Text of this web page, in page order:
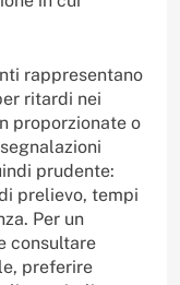
rappresentano
ritardi nei
proporzionate o
prudente:
prelievo, tempi
Per un
consultare
preferire